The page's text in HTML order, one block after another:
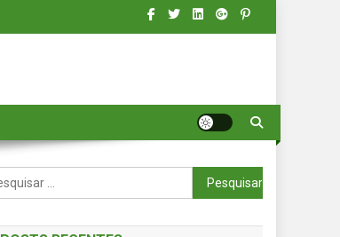
Pesquisar
por: